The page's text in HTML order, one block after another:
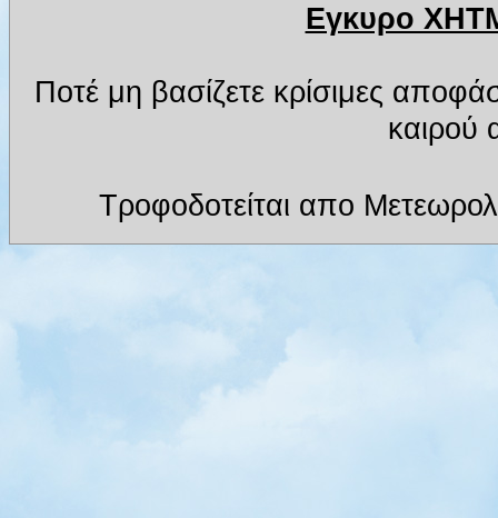
Εγκυρο
Ποτέ μη βασίζετε κρίσιμες
καιρού
Τροφοδοτείται απο